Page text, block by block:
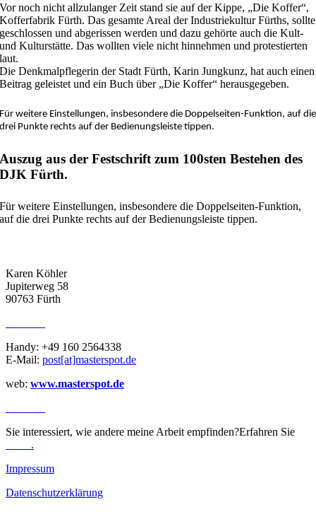
Vor noch nicht allzulanger Zeit stand sie auf der Kippe, „Die Koffer“,
Kofferfabrik Fürth. Das gesamte Areal der Industriekultur Fürths, sollte
geschlossen und abgerissen werden und dazu gehörte auch die Kult-
und Kulturstätte. Das wollten viele nicht hinnehmen und protestierten
laut.
Die Denkmalpflegerin der Stadt Fürth, Karin Jungkunz, hat auch einen
Beitrag geleistet und ein Buch über „Die Koffer“ herausgegeben.
Für weitere Einstellungen, insbesondere die Doppelseiten-Funktion, auf die
drei Punkte rechts auf der Bedienungsleiste tippen.
Auszug aus der Festschrift zum 100sten Bestehen des
DJK Fürth.
Für weitere Einstellungen, insbesondere die Doppelseiten-Funktion,
auf die drei Punkte rechts auf der Bedienungsleiste tippen.
Karen Köhler
Jupiterweg 58
90763 Fürth
Handy: +49 160 2564338
E-Mail: post[at]masterspot.de
web: www.masterspot.de
Sie interessiert, wie andere meine Arbeit empfinden?Erfahren Sie
.
Impressum
Datenschutzerklärung